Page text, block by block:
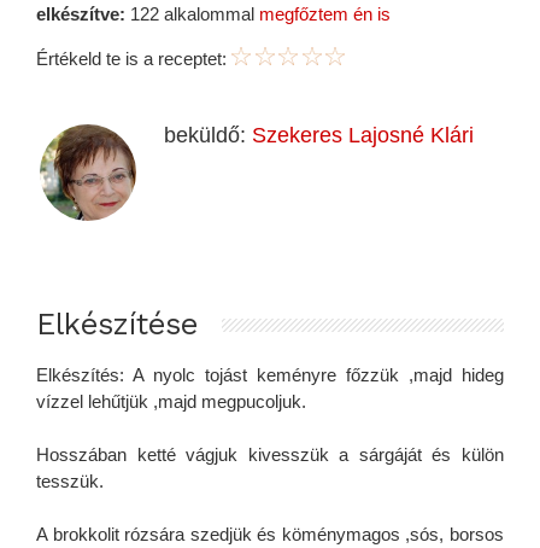
elkészítve: 122 alkalommal megfőztem én is
Értékeld te is a receptet:
beküldő: Szekeres Lajosné Klári
Elkészítése
Elkészítés: A nyolc tojást keményre főzzük ,majd hideg
vízzel lehűtjük ,majd megpucoljuk.
Hosszában ketté vágjuk kivesszük a sárgáját és külön
tesszük.
A brokkolit rózsára szedjük és köménymagos ,sós, borsos